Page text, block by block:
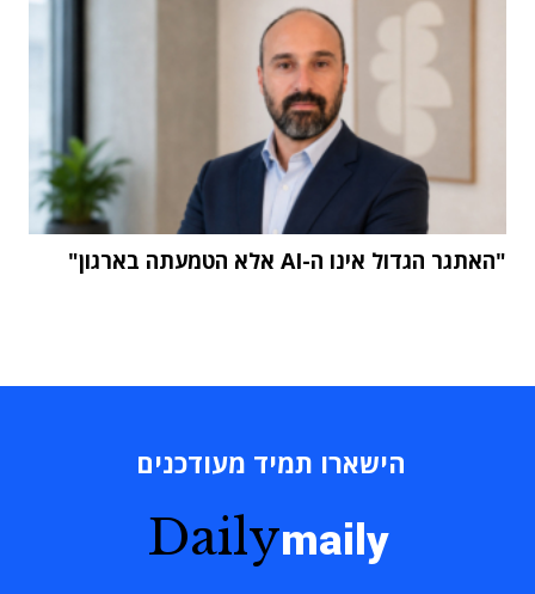
"האתגר הגדול אינו ה-AI אלא הטמעתה בארגון"
הישארו תמיד מעודכנים
Dailymaily